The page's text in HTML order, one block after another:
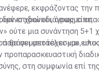
εκφράζοντας την
χρονοδιάγραμμα
επιδιώκει, όπως είπε,
ούτε μια συνάντηση 5+1
αποτέλεσμα»,
θα συμμετάσχει «με
στη συμφωνία επί της